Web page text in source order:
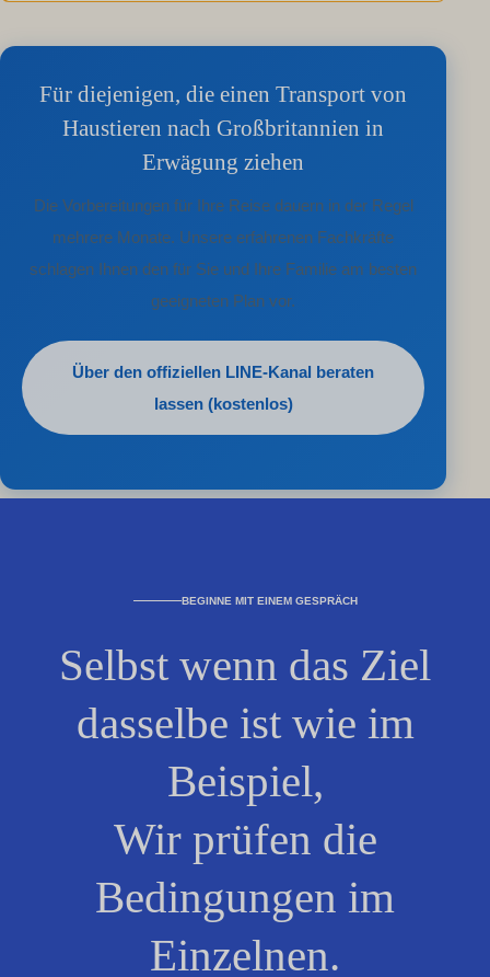
Für diejenigen, die einen Transport von
Haustieren nach Großbritannien in
Erwägung ziehen
Die Vorbereitungen für Ihre Reise dauern in der Regel
mehrere Monate. Unsere erfahrenen Fachkräfte
schlagen Ihnen den für Sie und Ihre Familie am besten
geeigneten Plan vor.
Über den offiziellen LINE-Kanal beraten
lassen (kostenlos)
BEGINNE MIT EINEM GESPRÄCH
Selbst wenn das Ziel
dasselbe ist wie im
Beispiel,
Wir prüfen die
Bedingungen im
Einzelnen.